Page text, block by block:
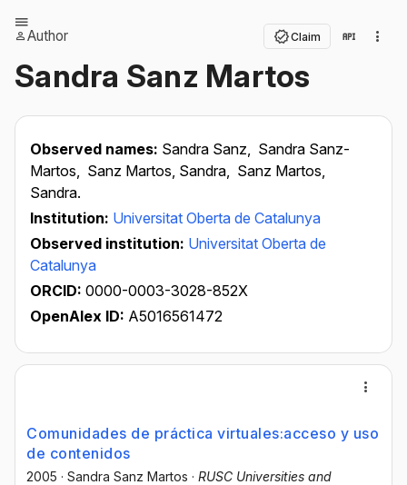
Author Claim
Sandra Sanz Martos
Observed names: Sandra Sanz, Sandra Sanz-
Martos, Sanz Martos, Sandra, Sanz Martos,
Sandra.
Institution: Universitat Oberta de Catalunya
Observed institution: Universitat Oberta de
Catalunya
ORCID: 0000-0003-3028-852X
OpenAlex ID: A5016561472
Comunidades de práctica virtuales:acceso y uso
de contenidos
2005 · Sandra Sanz Martos · RUSC Universities and